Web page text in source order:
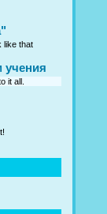
like that
учения
it all.